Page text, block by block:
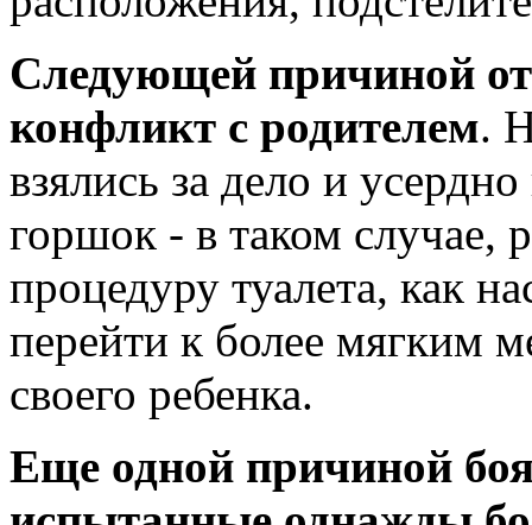
Следующей причиной
конфликт с родителем.
взялись за дело и
горшок - в таком случае,
процедуру туалета, как
перейти к более мягким
своего ребенка.
Еще одной причиной